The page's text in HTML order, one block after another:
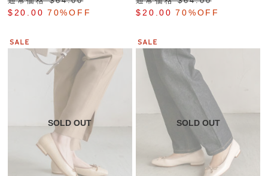
$‌20.00 70%OFF $‌20.00 70%OFF